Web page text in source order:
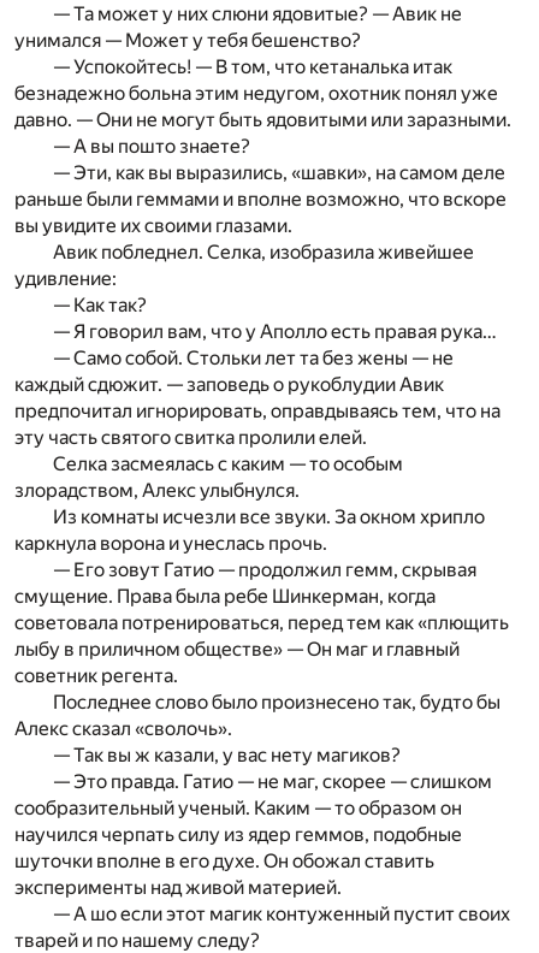
— Та может у них слюни ядовитые? — Авик не
унимался — Может у тебя бешенство?
— Успокойтесь! — В том, что кетаналька итак
безнадежно больна этим недугом, охотник понял уже
давно. — Они не могут быть ядовитыми или заразными.
— А вы пошто знаете?
— Эти, как вы выразились, «шавки», на самом деле
раньше были геммами и вполне возможно, что вскоре
вы увидите их своими глазами.
Авик побледнел. Селка, изобразила живейшее
удивление:
— Как так?
— Я говорил вам, что у Аполло есть правая рука…
— Само собой. Стольки лет та без жены — не
каждый сдюжит. — заповедь о рукоблудии Авик
предпочитал игнорировать, оправдываясь тем, что на
эту часть святого свитка пролили елей.
Селка засмеялась с каким — то особым
злорадством, Алекс улыбнулся.
Из комнаты исчезли все звуки. За окном хрипло
каркнула ворона и унеслась прочь.
— Его зовут Гатио — продолжил гемм, скрывая
смущение. Права была ребе Шинкерман, когда
советовала потренироваться, перед тем как «плющить
лыбу в приличном обществе» — Он маг и главный
советник регента.
Последнее слово было произнесено так, будто бы
Алекс сказал «сволочь».
— Так вы ж казали, у вас нету магиков?
— Это правда. Гатио — не маг, скорее — слишком
сообразительный ученый. Каким — то образом он
научился черпать силу из ядер геммов, подобные
шуточки вполне в его духе. Он обожал ставить
эксперименты над живой материей.
— А шо если этот магик контуженный пустит своих
тварей и по нашему следу?